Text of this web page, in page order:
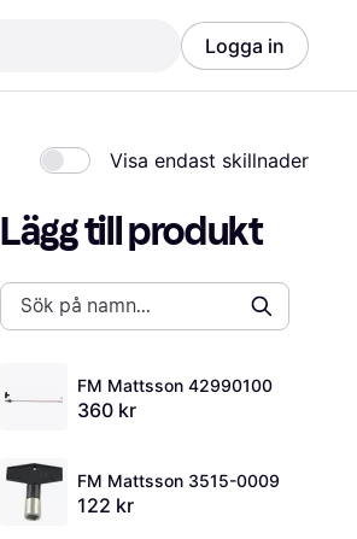
Logga in
Visa endast skillnader
Lägg till produkt
FM Mattsson 42990100
360 kr
FM Mattsson 3515-0009
122 kr